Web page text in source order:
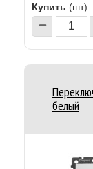
Купить (шт):
белый